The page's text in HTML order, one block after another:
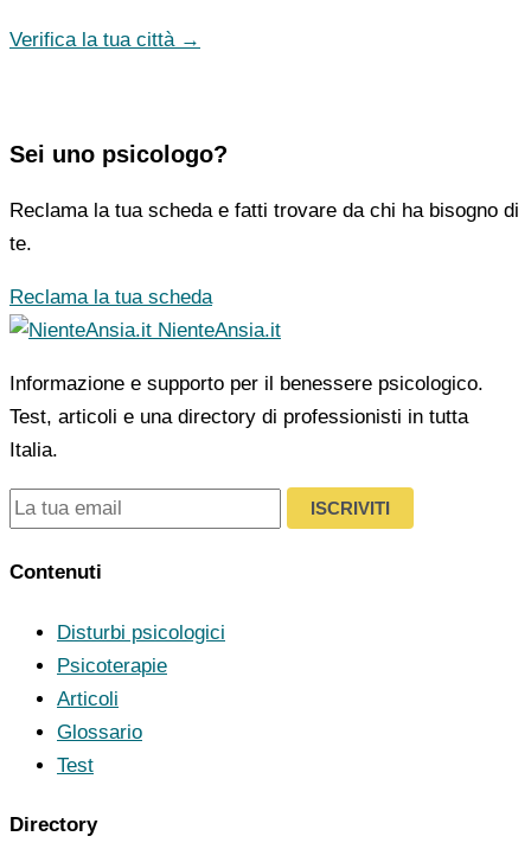
Verifica la tua città →
Sei uno psicologo?
Reclama la tua scheda e fatti trovare da chi ha bisogno di
te.
Reclama la tua scheda
NienteAnsia.it
Informazione e supporto per il benessere psicologico.
Test, articoli e una directory di professionisti in tutta
Italia.
ISCRIVITI
Contenuti
Disturbi psicologici
Psicoterapie
Articoli
Glossario
Test
Directory